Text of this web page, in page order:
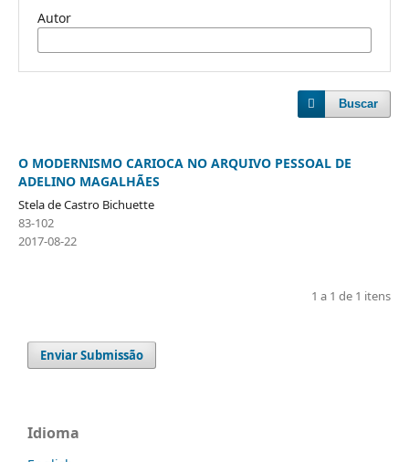
Autor
Buscar
O MODERNISMO CARIOCA NO ARQUIVO PESSOAL DE
ADELINO MAGALHÃES
Stela de Castro Bichuette
83-102
2017-08-22
1 a 1 de 1 itens
Enviar Submissão
Idioma